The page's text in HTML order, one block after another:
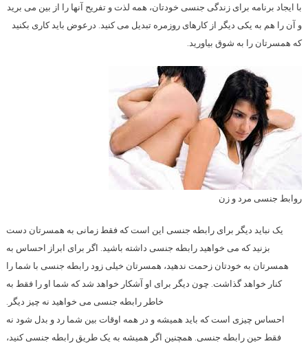
با ایجاد برنامه برای زندگی جنسی خودتان، همه لذت و تفریح آنها را از بین می برید
و آن را هم به یکی دیگر از کارهای روزمره تبدیل می کنید. درعوض باید کاری بکنید
که همسرتان را به شوق بیاورید.
روابط جنسی مرد و زن
یک نباید دیگر برای رابطه جنسی این است که فقط زمانی به همسرتان دست
بزنید که می خواهید رابطه جنسی داشته باشید. اگر برای ابراز احساس به
همسرتان به خودتان زحمت ندهید، همسرتان خیلی زود رابطه جنسی با شما را
کنار خواهد گذاشت. چون دیگر برای او آشکار خواهد شد که شما او را فقط به
خاطر رابطه جنسی می خواهید نه چیز دیگر.
احساس چیزی است که باید همیشه و در همه اوقات بین شما رد و بدل شود نه
فقط حین رابطه جنسی. همچنین اگر همیشه به یک طریق رابطه جنسی کنید،